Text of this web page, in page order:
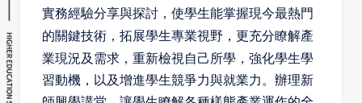
實務經驗分享與探討，使學生能掌握現今最熱門
的關鍵技術，拓展學生專業視野，更充分瞭解產
業現況及需求，重新檢視自己所學，強化學生學
習動機，以及增進學生競爭力與就業力。辦理新